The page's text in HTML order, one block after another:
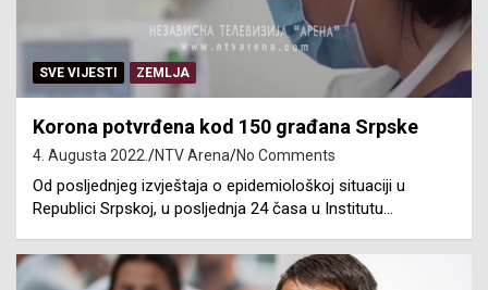
SVE VIJESTI ZEMLJA
Korona potvrđena kod 150 građana Srpske
4. Augusta 2022. NTV Arena No Comments
Od posljednjeg izvještaja o epidemiološkoj situaciji u
Republici Srpskoj, u posljednja 24 časa u Institutu…